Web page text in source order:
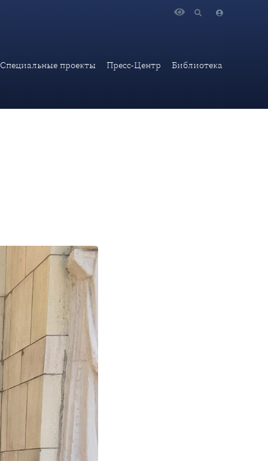
Специальные проекты Пресс-Центр Библиотека